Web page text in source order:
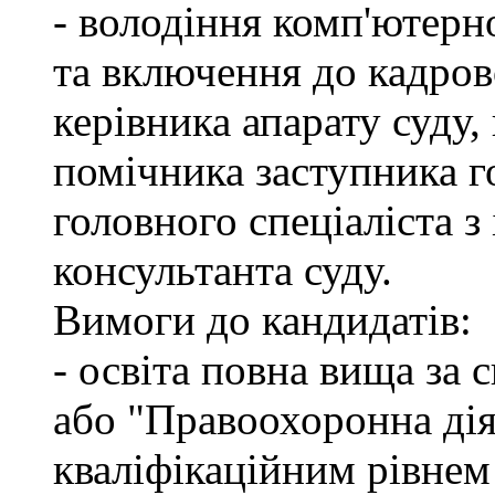
- володіння
та включення до
керівника апарату
помічника заступника
головного спеціаліста
консультанта суду.
Вимоги до кандидатів:
- освіта повна вища за
або "Правоохоронна
кваліфікаційним